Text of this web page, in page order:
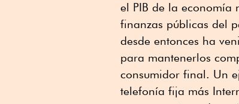
el PIB de la economía
finanzas públicas del
desde entonces ha
para mantenerlos
consumidor final. Un
telefonía fija más